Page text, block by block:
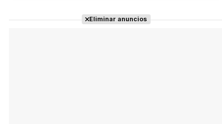
Eliminar anuncios